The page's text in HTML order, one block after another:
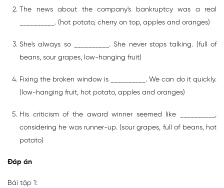
The news about the company's bankruptcy was a real
__________. (hot potato, cherry on top, apples and oranges)
She's always so __________. She never stops talking. (full of
beans, sour grapes, low-hanging fruit)
Fixing the broken window is __________. We can do it quickly.
(low-hanging fruit, hot potato, apples and oranges)
His criticism of the award winner seemed like __________,
considering he was runner-up. (sour grapes, full of beans, hot
potato)
Đáp án
Bài tập 1: